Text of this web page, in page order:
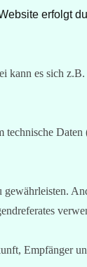
erfolgt
kann es sich
Empfänger